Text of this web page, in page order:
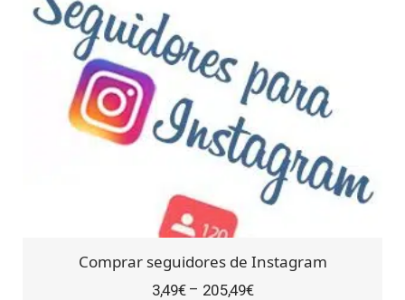
Comprar seguidores de Instagram
3,49€– 205,49€